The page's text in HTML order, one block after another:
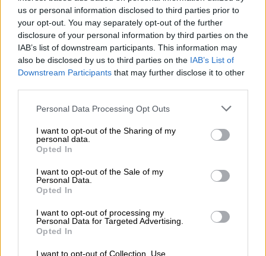
us or personal information disclosed to third parties prior to
your opt-out. You may separately opt-out of the further
disclosure of your personal information by third parties on the
IAB’s list of downstream participants. This information may
also be disclosed by us to third parties on the IAB’s List of
Downstream Participants that may further disclose it to other
Personal Data Processing Opt Outs
I want to opt-out of the Sharing of my
personal data.
Opted In
I want to opt-out of the Sale of my
Personal Data.
Opted In
I want to opt-out of processing my
Personal Data for Targeted Advertising.
Opted In
I want to opt-out of Collection, Use,
Justicia paraliza la aplicación del
decreto de evaluación en los
institutos de Madrid
Las escuelas catalanas no tendrán
que dar el 25% del temario en